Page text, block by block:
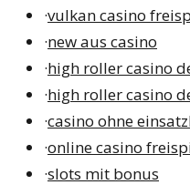
·vulkan casino
·new aus casino
·high roller casino
·high roller casino
·casino ohne
·online casino
·slots mit bonus